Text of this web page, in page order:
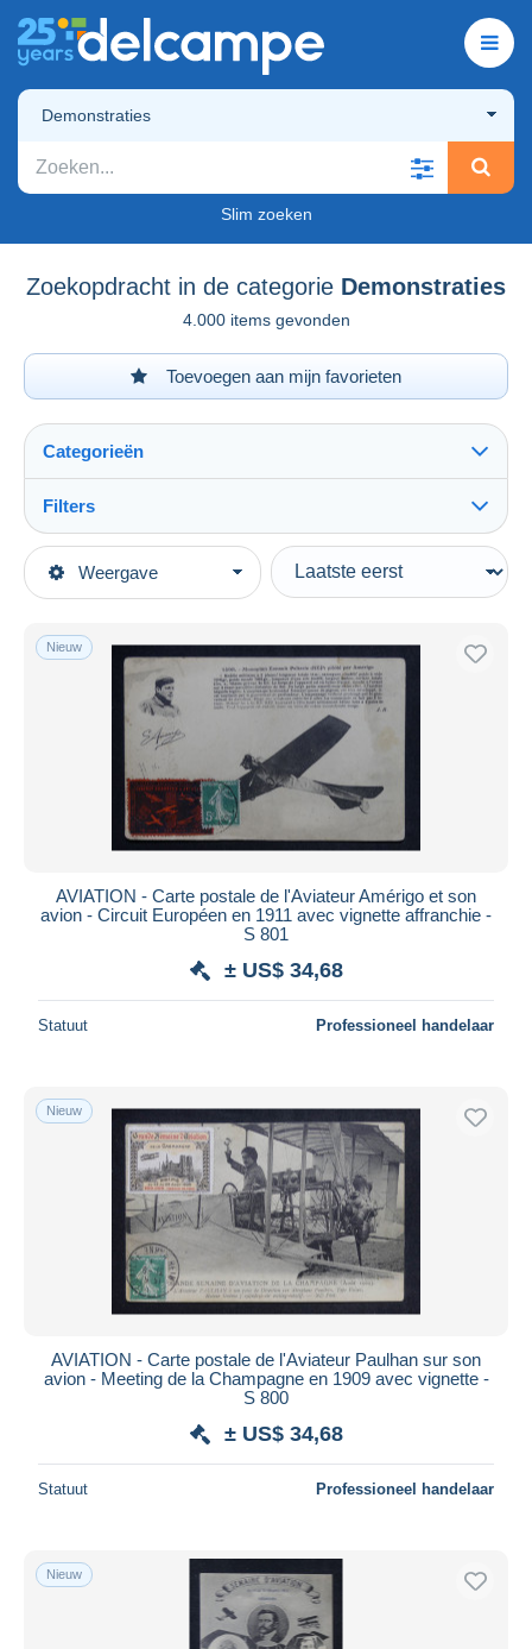
Demonstraties
Slim zoeken
Zoekopdracht in de categorie Demonstraties
4.000 items gevonden
Toevoegen aan mijn favorieten
Weergave
Categorieën
Topcategorieën
Thema's
Transportmiddelen
Luchtvaart
Demonstraties
Filters
Type verkopen
Actief
Veiling met biedingen
Veilingen zonder biedingen
Veilinghuizen
Alle looptijden
Eindigt binnen
Van US$
Betaalmiddelen
PayPal
Bankoverschrijving
Visa
Mastercard
Bancontact
Maestro
Woonplaats van de verkoper
Wereldwijd
Toepassen
Nieuw
AVIATION - Carte postale de l'Aviateur Amérigo et son
avion - Circuit Européen en 1911 avec vignette affranchie -
S 801
± US$ 34,68
Statuut Professioneel handelaar
Nieuw
AVIATION - Carte postale de l'Aviateur Paulhan sur son
avion - Meeting de la Champagne en 1909 avec vignette -
S 800
± US$ 34,68
Statuut Professioneel handelaar
Nieuw